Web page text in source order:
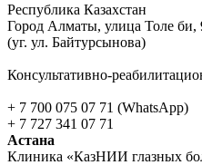
Республика Казахстан
Город Алматы, улица Толе би,
(уг. ул. Байтурсынова)
Консультативно-
+ 7 700 075 07 71 (WhatsApp)
+ 7 727 341 07 71
Астана
Клиника «КазНИИ глазных